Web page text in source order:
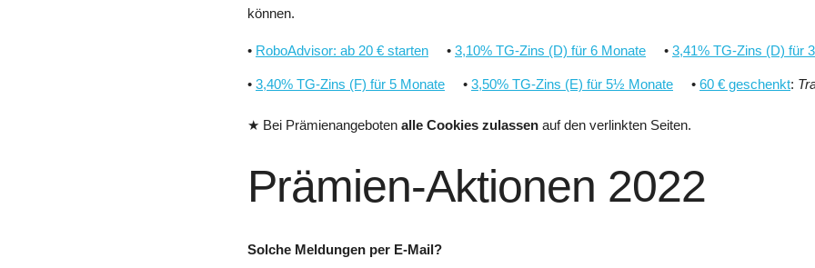
können.
• RoboAdvisor: ab 20 € starten • 3,10% TG-Zins (D) für 6 Monate • 3,41% TG-Zins (D) für
• 3,40% TG-Zins (F) für 5 Monate • 3,50% TG-Zins (E) für 5½ Monate • 60 € geschenkt:
★ Bei Prämienangeboten alle Cookies zulassen auf den verlinkten Seiten.
Prämien-Aktionen 2022
Solche Meldungen per E-Mail?